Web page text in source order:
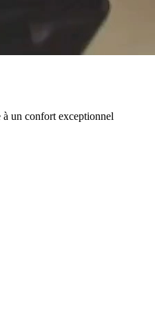
à un confort exceptionnel